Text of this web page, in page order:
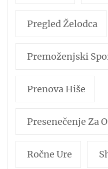
Pregled Želodca
Premoženjski
Prenova Hiše
Presenečenje Za
Ročne Ure